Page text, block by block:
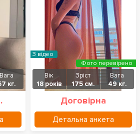
Вага
кг.
Вік
18 років
Зріст
175 см.
Вага
49 кг.
Договірна
Детальна анкета
З відео
Фото перевірено